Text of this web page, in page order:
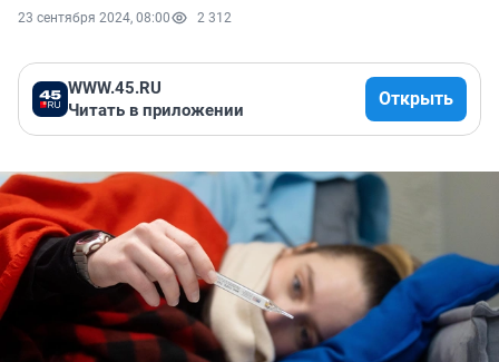
23 сентября 2024, 08:00 2 312
WWW.45.RU
Читать в приложении
Открыть